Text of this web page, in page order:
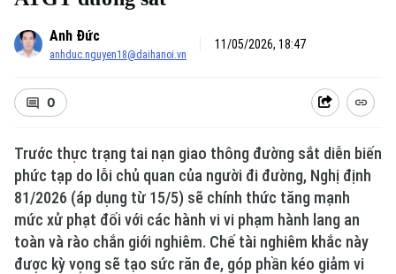
Anh Đức
anhduc.nguyen18@daihanoi.vn
11/05/2026, 18:47
0
Trước thực trạng tai nạn giao thông đường sắt diễn biến
phức tạp do lỗi chủ quan của người đi đường, Nghị định
81/2026 (áp dụng từ 15/5) sẽ chính thức tăng mạnh
mức xử phạt đối với các hành vi vi phạm hành lang an
toàn và rào chắn giới nghiêm. Chế tài nghiêm khắc này
được kỳ vọng sẽ tạo sức răn đe, góp phần kéo giảm vi